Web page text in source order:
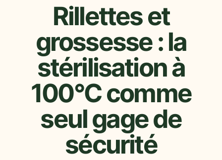
Rillettes et
grossesse : la
stérilisation à
100°C comme
seul gage de
sécurité